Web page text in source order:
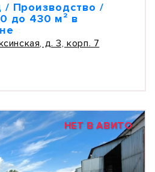
Производство /
до 430 м² в
д. 3, корп. 7
НЕТ В АВИТО